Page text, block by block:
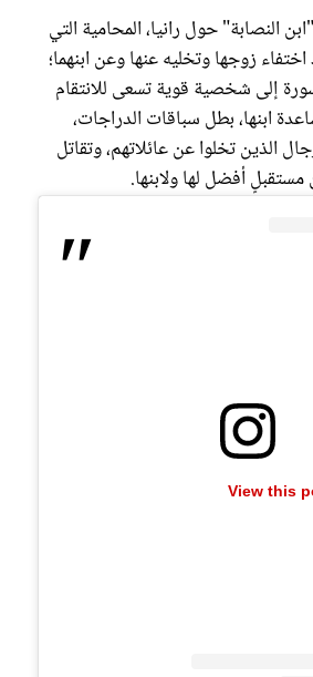
النصابة" حول رانيا، المحامية التي
زوجها وتخليه عنها وعن ابنهما؛
إلى شخصية قوية تسعى للانتقام
ابنها، بطل سباقات الدراجات،
الذين تخلوا عن عائلاتهم، وتقاتل
أفضل لها ولابنها.
View this